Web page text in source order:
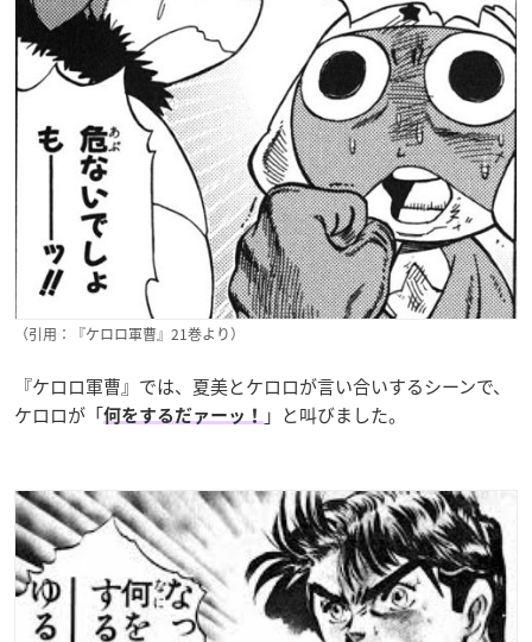
（引用：『ケロロ軍曹』21巻より）
『ケロロ軍曹』では、夏美とケロロが言い合いするシーンで、
ケロロが「何をするだァーッ！ 」と叫びました。